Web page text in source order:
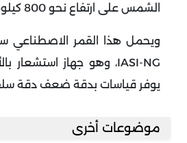
الشمس على ارتفاع نحو 800 كيلومتر
ويحمل هذا القمر الاصطناعي
IASI-NG، وهو جهاز استشعار
يوفر قياسات بدقة ضعف دقة
موضوعات أخرى